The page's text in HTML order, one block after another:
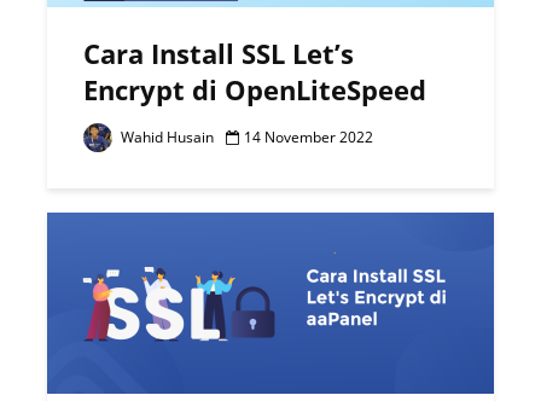
Cara Install SSL Let’s
Encrypt di OpenLiteSpeed
Wahid Husain 14 November 2022